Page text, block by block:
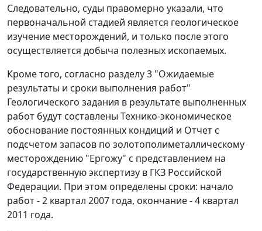
Следовательно, суды правомерно указали, что
первоначальной стадией является геологическое
изучение месторождений, и только после этого
осуществляется добыча полезных ископаемых.
Кроме того, согласно разделу 3 "Ожидаемые
результаты и сроки выполнения работ"
Геологического задания в результате выполненных
работ будут составлены Технико-экономическое
обоснование постоянных кондиций и Отчет с
подсчетом запасов по золотополиметаллическому
месторождению "Ергожу" с представлением на
государственную экспертизу в ГКЗ Российской
Федерации. При этом определены сроки: начало
работ - 2 квартал 2007 года, окончание - 4 квартал
2011 года.